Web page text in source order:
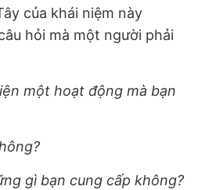
của khái niệm này
hỏi mà một người phải
một hoạt động mà bạn
gì bạn cung cấp không?